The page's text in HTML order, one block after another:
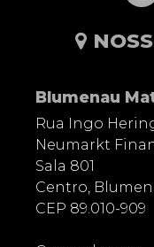
Blumenau
Rua Ingo
Neumarkt
Sala 801
Centro,
CEP 89.010-909